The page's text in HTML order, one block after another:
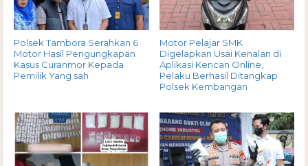
Polsek Tambora Serahkan 6
Motor Hasil Pengungkapan
Kasus Curanmor Kepada
Pemilik Yang sah
Motor Pelajar SMK
Digelapkan Usai Kenalan di
Aplikasi Kencan Online,
Pelaku Berhasil Ditangkap
Polsek Kembangan